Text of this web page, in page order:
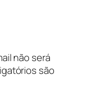
não será
são